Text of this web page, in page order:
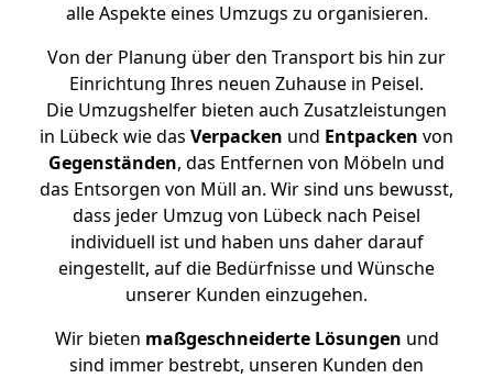
alle Aspekte eines Umzugs zu organisieren.
Von der Planung über den Transport bis hin zur
Einrichtung Ihres neuen Zuhause in Peisel.
Die Umzugshelfer bieten auch Zusatzleistungen
in Lübeck wie das Verpacken und Entpacken von
Gegenständen, das Entfernen von Möbeln und
das Entsorgen von Müll an. Wir sind uns bewusst,
dass jeder Umzug von Lübeck nach Peisel
individuell ist und haben uns daher darauf
eingestellt, auf die Bedürfnisse und Wünsche
unserer Kunden einzugehen.
Wir bieten maßgeschneiderte Lösungen und
sind immer bestrebt, unseren Kunden den